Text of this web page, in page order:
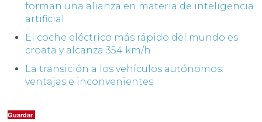
forman una alianza en materia de inteligencia
artificial
El coche eléctrico más rápido del mundo es
croata y alcanza 354 km/h
La transición a los vehículos autónomos:
ventajas e inconvenientes
Guardar